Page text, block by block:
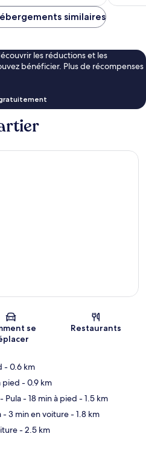
de
similaires
les réductions et les
bénéficier. Plus de récompenses
gratuitement
Carte
se
Restaurants
- 0.6 km
pied - 0.9 km
Pula- 18 min à pied - 1.5 km
- 3 min en voiture- 1.8 km
- 2.5 km